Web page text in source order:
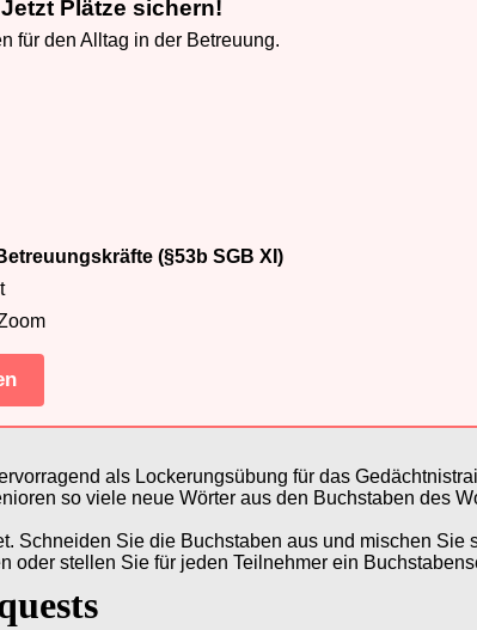
Plätze sichern!
für den Alltag in der Betreuung.
(§53b SGB XI)
als Lockerungsübung für das
so viele neue Wörter aus den Buchstaben des
Schneiden Sie die Buchstaben aus und mischen Sie
oder stellen Sie für jeden Teilnehmer ein